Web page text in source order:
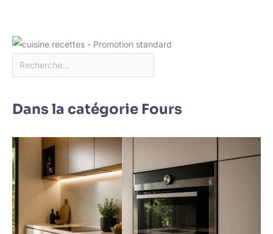
Dans la catégorie Fours